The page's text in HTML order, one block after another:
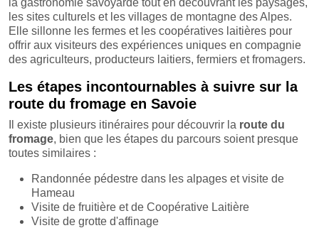
les sites culturels et les villages de montagne des Alpes.
Elle sillonne les fermes et les coopératives laitières pour
offrir aux visiteurs des expériences uniques en compagnie
des agriculteurs, producteurs laitiers, fermiers et fromagers.
Les étapes incontournables à suivre sur la
route du fromage en Savoie
Il existe plusieurs itinéraires pour découvrir la route du
fromage, bien que les étapes du parcours soient presque
toutes similaires :
Randonnée pédestre dans les alpages et visite de
Hameau
Visite de fruitière et de Coopérative Laitière
Visite de grotte d'affinage